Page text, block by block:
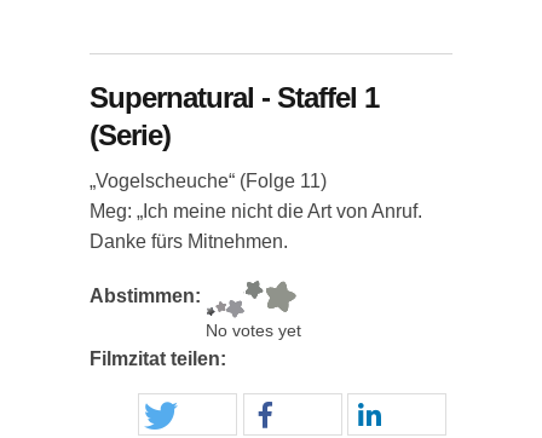
Supernatural - Staffel 1
(Serie)
„Vogelscheuche“ (Folge 11)
Meg: „Ich meine nicht die Art von Anruf.
Danke fürs Mitnehmen.
Abstimmen:
No votes yet
Filmzitat teilen: